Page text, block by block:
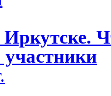
участники